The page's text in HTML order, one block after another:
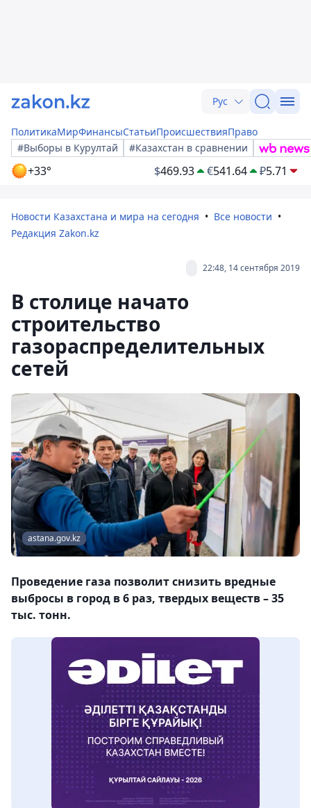
Рус
ПолитикаМирФинансыСтатьиПроисшествияПраво
#Выборы в Курултай
#Казахстан в сравнении
+33° $469.93 €541.64 ₽5.71
Новости Казахстана и мира на сегодня
Все новости
Редакция Zakon.kz
22:48, 14 сентября 2019
В столице начато
строительство
газораспределительных
сетей
astana.gov.kz
Проведение газа позволит снизить вредные
выбросы в город в 6 раз, твердых веществ – 35
тыс. тонн.